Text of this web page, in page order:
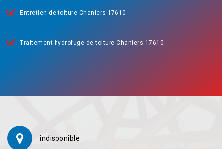
Entretien de toiture Chaniers 17610
Traitement hydrofuge de toiture Chaniers 17610
indisponible